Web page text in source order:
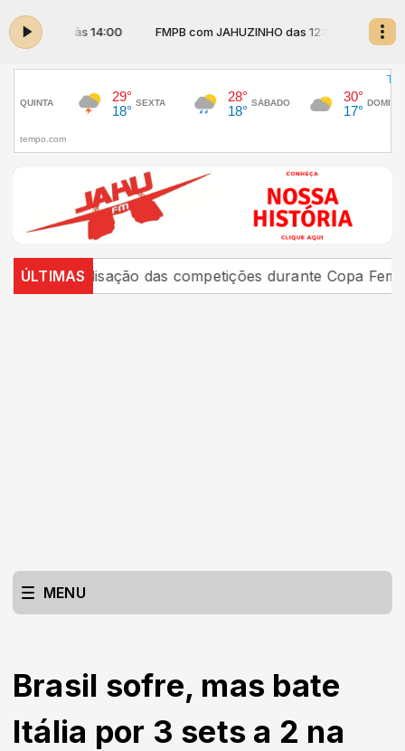
12:05 às 14:00 FMPB com JAHUZINHO das 12:05 às 14:00
ÚLTIMASdas competições durante Copa Feminina em
MENU
Brasil sofre, mas bate
Itália por 3 sets a 2 na